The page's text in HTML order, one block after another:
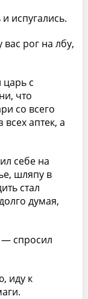
испугались.
рог на лбу,
с
что
со всего
всех аптек, а
себе на
шляпу в
стал
думая,
— спросил
иду к